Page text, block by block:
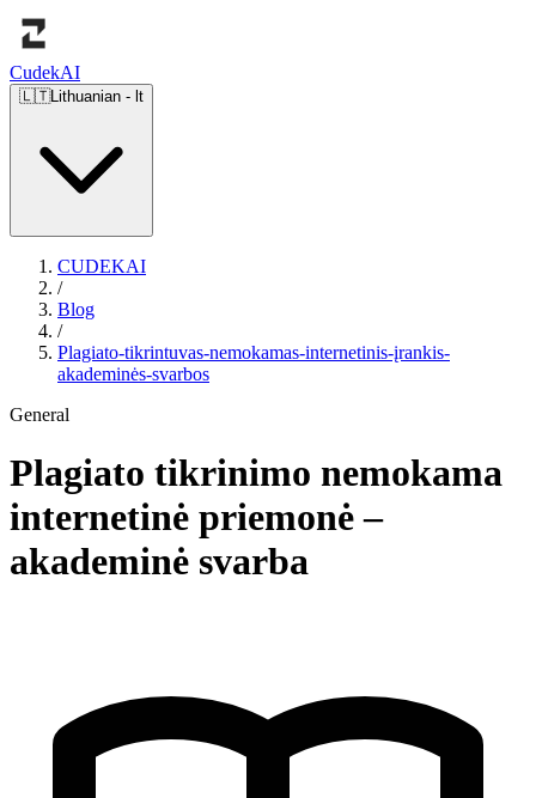
CudekAI
🇱🇹Lithuanian - lt
CUDEKAI
/
Blog
/
Plagiato-tikrintuvas-nemokamas-internetinis-įrankis-
akademinės-svarbos
General
Plagiato tikrinimo nemokama
internetinė priemonė –
akademinė svarba